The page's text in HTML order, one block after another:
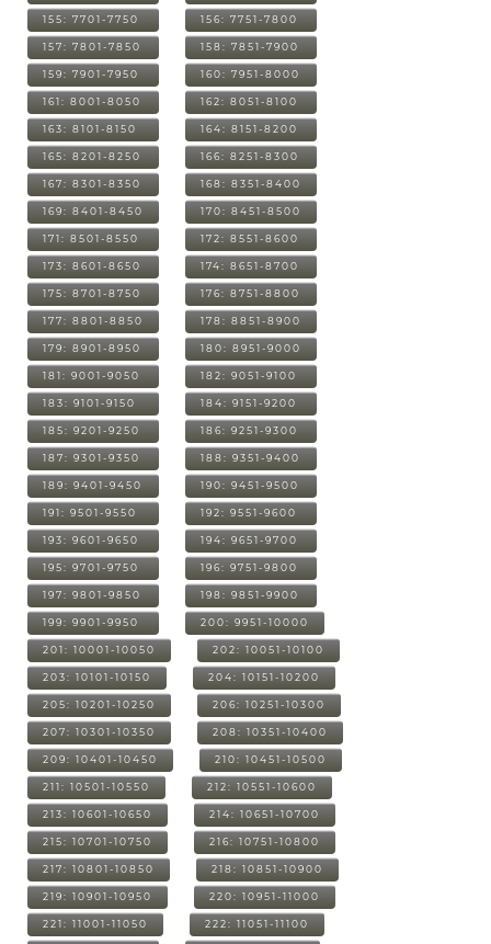
155: 7701-7750 156: 7751-7800
157: 7801-7850 158: 7851-7900
159: 7901-7950 160: 7951-8000
161: 8001-8050 162: 8051-8100
163: 8101-8150 164: 8151-8200
165: 8201-8250 166: 8251-8300
167: 8301-8350 168: 8351-8400
169: 8401-8450 170: 8451-8500
171: 8501-8550 172: 8551-8600
173: 8601-8650 174: 8651-8700
175: 8701-8750 176: 8751-8800
177: 8801-8850 178: 8851-8900
179: 8901-8950 180: 8951-9000
181: 9001-9050 182: 9051-9100
183: 9101-9150 184: 9151-9200
185: 9201-9250 186: 9251-9300
187: 9301-9350 188: 9351-9400
189: 9401-9450 190: 9451-9500
191: 9501-9550 192: 9551-9600
193: 9601-9650 194: 9651-9700
195: 9701-9750 196: 9751-9800
197: 9801-9850 198: 9851-9900
199: 9901-9950 200: 9951-10000
201: 10001-10050 202: 10051-10100
203: 10101-10150 204: 10151-10200
205: 10201-10250 206: 10251-10300
207: 10301-10350 208: 10351-10400
209: 10401-10450 210: 10451-10500
211: 10501-10550 212: 10551-10600
213: 10601-10650 214: 10651-10700
215: 10701-10750 216: 10751-10800
217: 10801-10850 218: 10851-10900
219: 10901-10950 220: 10951-11000
221: 11001-11050 222: 11051-11100